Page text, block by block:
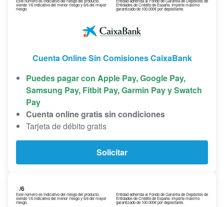
siendo 1/6 indicativo del menor riesgo y 6/6 del mayor
riesgo.
Entidades de Crédito de España. Importe máximo
garantizado de 100.000€ por depositante.
Cuenta Online Sin Comisiones CaixaBank
Puedes pagar con Apple Pay, Google Pay,
Samsung Pay, Fitbit Pay, Garmin Pay y Swatch
Pay
Cuenta online gratis sin condiciones
Tarjeta de débito gratis
Solicitar
1/6
Este número es indicativo del riesgo del producto,
siendo 1/6 indicativo del menor riesgo y 6/6 del mayor
riesgo.
Entidad adherida al Fondo de Garantía de Depósitos de
Entidades de Crédito de España. Importe máximo
garantizado de 100.000€ por depositante.